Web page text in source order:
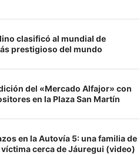
clasificó al mundial de
prestigioso del mundo
del «Mercado Alfajor» con
en la Plaza San Martín
en la Autovía 5: una familia de
cerca de Jáuregui (video)